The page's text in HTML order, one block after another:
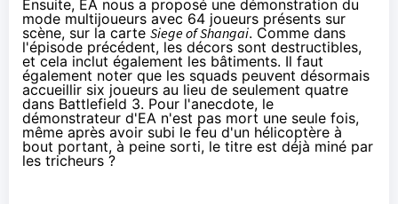
Ensuite, EA nous a proposé une démonstration du
mode multijoueurs avec 64 joueurs présents sur
scène, sur la carte Siege of Shangai. Comme dans
l'épisode précédent, les décors sont destructibles,
et cela inclut également les bâtiments. Il faut
également noter que les squads peuvent désormais
accueillir six joueurs au lieu de seulement quatre
dans Battlefield 3. Pour l'anecdote, le
démonstrateur d'EA n'est pas mort une seule fois,
même après avoir subi le feu d'un hélicoptère à
bout portant, à peine sorti, le titre est déjà miné par
les tricheurs ?